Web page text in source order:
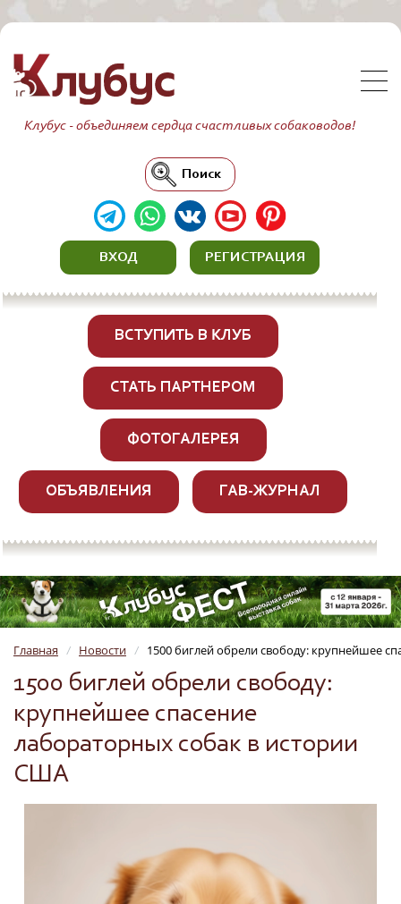
Клубус - объединяем сердца счастливых собаководов!
Поиск
ВХОД РЕГИСТРАЦИЯ
ВСТУПИТЬ В КЛУБ
СТАТЬ ПАРТНЕРОМ
ФОТОГАЛЕРЕЯ
ОБЪЯВЛЕНИЯ ГАВ-ЖУРНАЛ
Главная / Новости / 1500 биглей обрели свободу: крупнейшее
1500 биглей обрели свободу:
крупнейшее спасение
лабораторных собак в истории
США